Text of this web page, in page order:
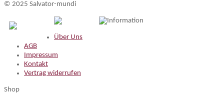
© 2025 Salvator-mundi
Information
Über Uns
AGB
Impressum
Kontakt
Vertrag widerrufen
Shop